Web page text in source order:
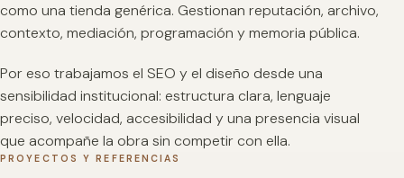
como una tienda genérica. Gestionan reputación, archivo,
contexto, mediación, programación y memoria pública.
Por eso trabajamos el SEO y el diseño desde una
sensibilidad institucional: estructura clara, lenguaje
preciso, velocidad, accesibilidad y una presencia visual
que acompañe la obra sin competir con ella.
PROYECTOS Y REFERENCIAS